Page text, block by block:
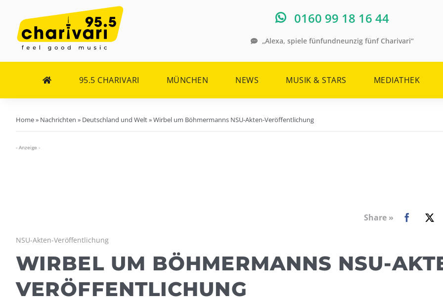
Inhalt
springen
0160 99 18 16 44
„Alexa, spiele fünfundneunzig fünf Charivari“
95.5 CHARIVARI MÜNCHEN NEWS MUSIK & STARS MEDIATHEK
Home» Nachrichten » Deutschland und Welt»Wirbel um Böhmermanns NSU-Akten-Veröffentlichung
- Anzeige -
Share »
NSU-Akten-Veröffentlichung
WIRBEL UM BÖHMERMANNS NSU-
VERÖFFENTLICHUNG